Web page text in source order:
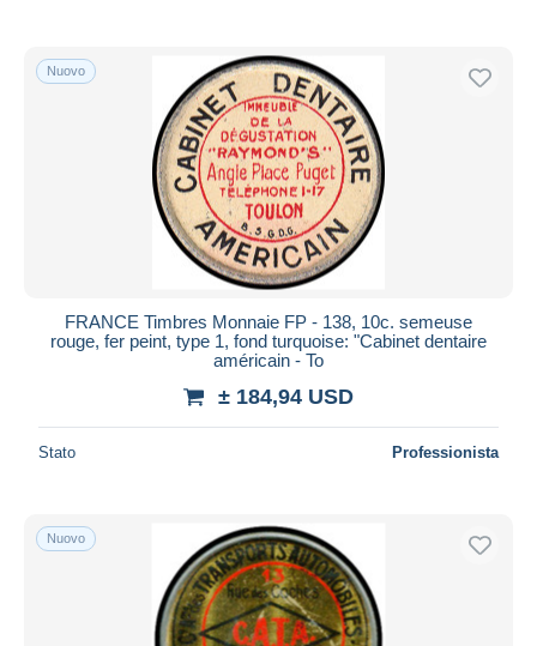
Nuovo
FRANCE Timbres Monnaie FP - 138, 10c. semeuse
rouge, fer peint, type 1, fond turquoise: "Cabinet dentaire
américain - To
± 184,94 USD
Stato Professionista
Nuovo